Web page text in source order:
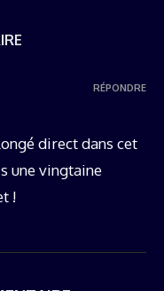
direct dans cet
une vingtaine
!
RÉPONDRE